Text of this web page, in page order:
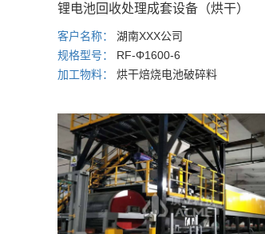
锂电池回收处理成套设备（烘干）
客户名称：湖南XXX公司
规格型号： RF-Φ1600-6
加工物料：烘干焙烧电池破碎料